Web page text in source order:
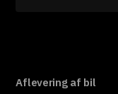
Aflevering af bil